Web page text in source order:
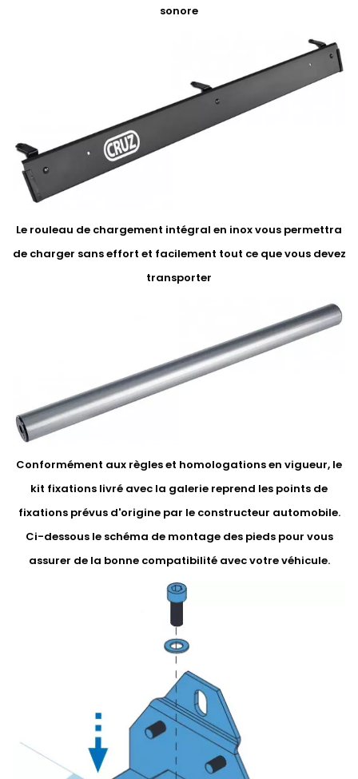
sonore
Le rouleau de chargement intégral en inox vous permettra
de charger sans effort et facilement tout ce que vous devez
transporter
Conformément aux règles et homologations en vigueur, le
kit fixations livré avec la galerie reprend les points de
fixations prévus d'origine par le constructeur automobile.
Ci-dessous le schéma de montage des pieds pour vous
assurer de la bonne compatibilité avec votre véhicule.